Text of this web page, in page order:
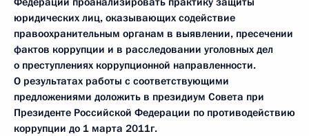
юридических лиц, оказывающих содействие
правоохранительным органам в выявлении, пресечении
фактов коррупции и в расследовании уголовных дел
о преступлениях коррупционной направленности.
О результатах работы с соответствующими
предложениями доложить в президиум Совета при
Президенте Российской Федерации по противодействию
коррупции до 1 марта 2011г.